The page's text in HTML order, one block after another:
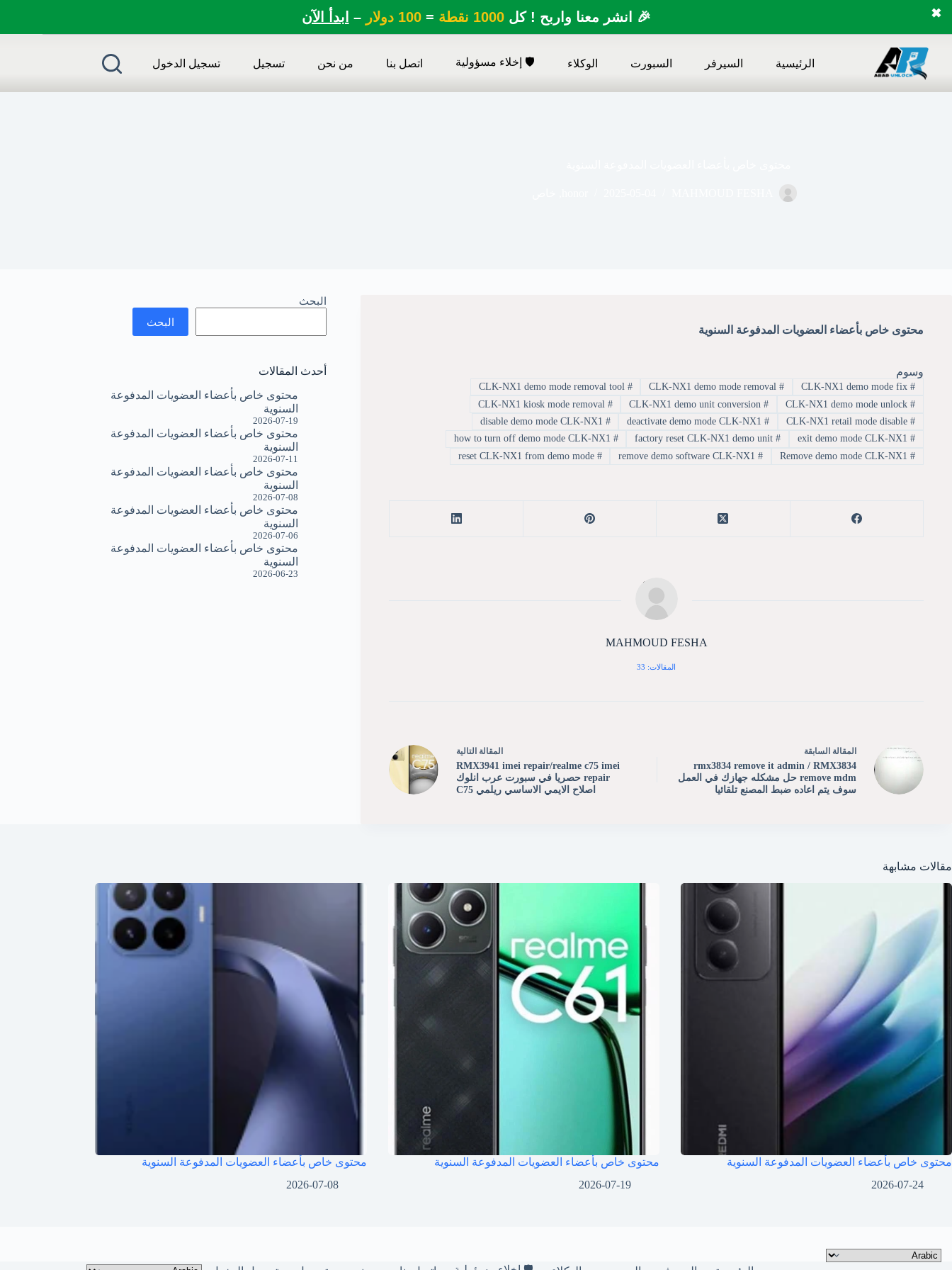
🎉 انشر معنا واربح ! كل1000 نقطة =100 دولار – ابدأ الآن ✖
المحتوى
الرئيسية السيرفر السبورت الوكلاء 🛡️ إخلاء مسؤولية اتصل بنا من نحن تسجيل تسجيل الدخول
محتوى خاص بأعضاء العضويات المدفوعة السنوية
وسوم
#
CLK-NX1 demo mode fix
#
CLK-NX1 demo mode removal
#
CLK-NX1 demo mode removal tool
#
CLK-NX1 demo mode unlock
#
CLK-NX1 demo unit conversion
#
#
CLK-NX1 retail mode disable
#
deactivate demo mode CLK-NX1
#
#
exit demo mode CLK-NX1
#
factory reset CLK-NX1 demo unit
#
#
Remove demo mode CLK-NX1
#
remove demo software CLK-NX1
#
reset CLK-NX1 from demo mode
MAHMOUD FESHA
المقالات: 33
المقالة السابقة
rmx3834 remove it admin / RMX3834
remove mdm حل مشكله جهازك في العمل
سوف يتم اعاده ضبط المصنع تلقائيا
المقالة التالية
RMX3941 imei repair/realme c75 imei
repair حصريا في سبورت عرب انلوك
اصلاح الايمي الاساسي ريلمي C75
البحث
البحث
أحدث المقالات
محتوى خاص بأعضاء العضويات المدفوعة
السنوية
2026-07-19
محتوى خاص بأعضاء العضويات المدفوعة
السنوية
2026-07-11
محتوى خاص بأعضاء العضويات المدفوعة
السنوية
2026-07-08
محتوى خاص بأعضاء العضويات المدفوعة
السنوية
2026-07-06
محتوى خاص بأعضاء العضويات المدفوعة
السنوية
2026-06-23
مقالات مشابهة
محتوى خاص بأعضاء العضويات المدفوعة السنوية
2026-07-24
محتوى خاص بأعضاء العضويات المدفوعة السنوية
2026-07-19
محتوى خاص بأعضاء العضويات المدفوعة السنوية
2026-07-08